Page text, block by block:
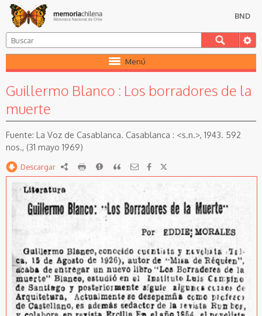
BND
Menú
Guillermo Blanco : Los borradores de la
muerte
La Voz de Casablanca. Casablanca : <s.n.>, 1943. 592
nos., (31 mayo 1969)
Descargar RDF imprimirReportarCitar